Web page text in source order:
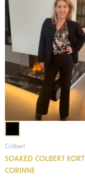
Colbert
SOAKED COLBERT KORT
CORINNE